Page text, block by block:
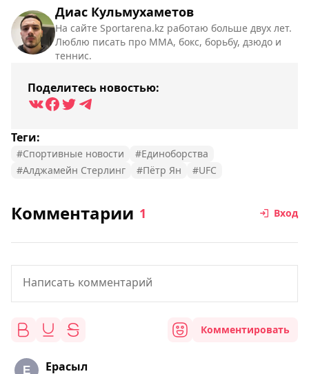
Диас Кульмухаметов
На сайте Sportarena.kz работаю больше двух лет.
Люблю писать про ММА, бокс, борьбу, дзюдо и
теннис.
Поделитесь новостью:
Теги:
#Спортивные новости
#Единоборства
#Алджамейн Стерлинг
#Пётр Ян #UFC
Комментарии 1 Вход
Комментировать
Ерасыл